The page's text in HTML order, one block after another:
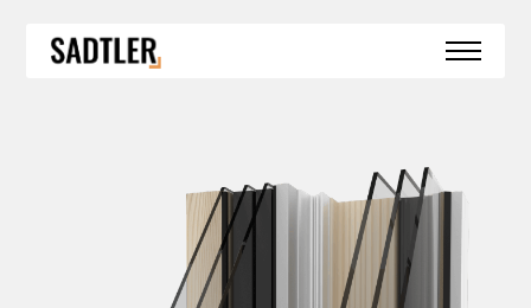
AKTUALITY
KONTAKT